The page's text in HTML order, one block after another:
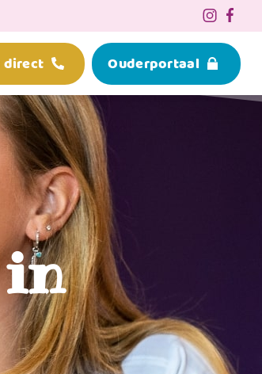
direct Ouderportaal